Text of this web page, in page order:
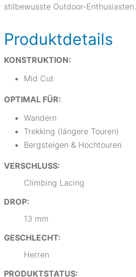
stilbewusste Outdoor-Enthusiasten.
Produktdetails
KONSTRUKTION:
Mid Cut
OPTIMAL FÜR:
Wandern
Trekking (längere Touren)
Bergsteigen & Hochtouren
VERSCHLUSS:
Climbing Lacing
DROP:
13 mm
GESCHLECHT:
Herren
PRODUKTSTATUS: